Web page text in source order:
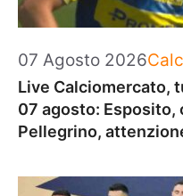
07 Agosto 2026
Live Calciomercato,
07 agosto: Esposito,
Pellegrino,